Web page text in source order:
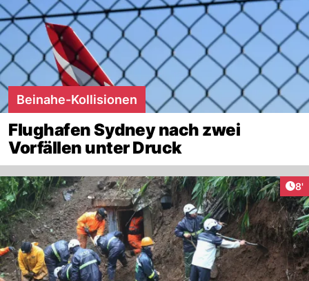
Beinahe-Kollisionen
Flughafen Sydney nach zwei
Vorfällen unter Druck
8'